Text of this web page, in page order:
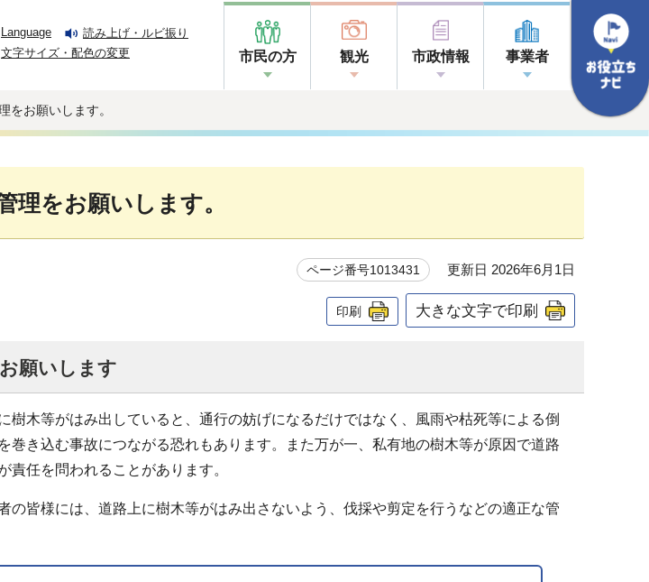
Language
読み上げ・ルビ振り
文字サイズ・配色の変更
市民の方 観光 市政情報 事業者
をお願いします。
理をお願いします。
ページ番号1013431 更新日 2026年6月1日
印刷 大きな文字で印刷
願いします
木等がはみ出していると、通行の妨げになるだけではなく、風雨や枯死等による倒
巻き込む事故につながる恐れもあります。また万が一、私有地の樹木等が原因で道路
責任を問われることがあります。
皆様には、道路上に樹木等がはみ出さないよう、伐採や剪定を行うなどの適正な管